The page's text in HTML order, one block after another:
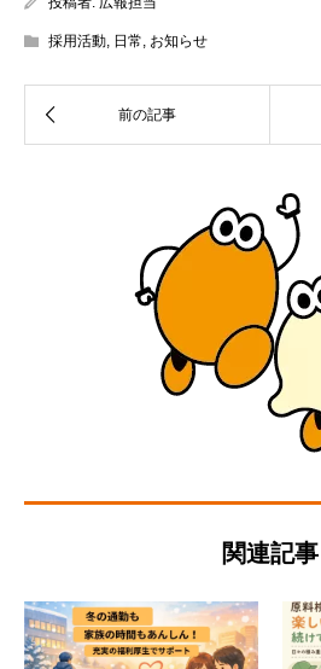
採用活動 日常 お知らせ
関連記事